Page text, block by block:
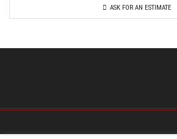
ASK FOR AN ESTIMATE